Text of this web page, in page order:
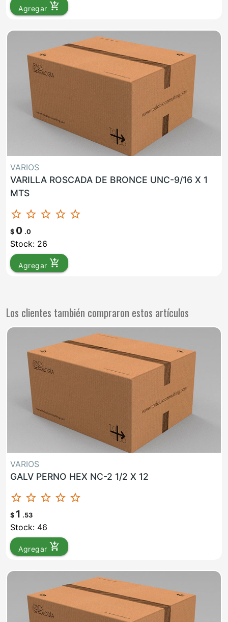
Agregar add_shopping_cart
VARIOS
VARILLA ROSCADA DE BRONCE UNC-9/16 X 1
MTS
star_border star_border star_border star_border star_border
$ 0 .0
Stock: 26
Agregar add_shopping_cart
Los clientes también compraron estos artículos
VARIOS
GALV PERNO HEX NC-2 1/2 X 12
star_border star_border star_border star_border star_border
$ 1 .53
Stock: 46
Agregar add_shopping_cart